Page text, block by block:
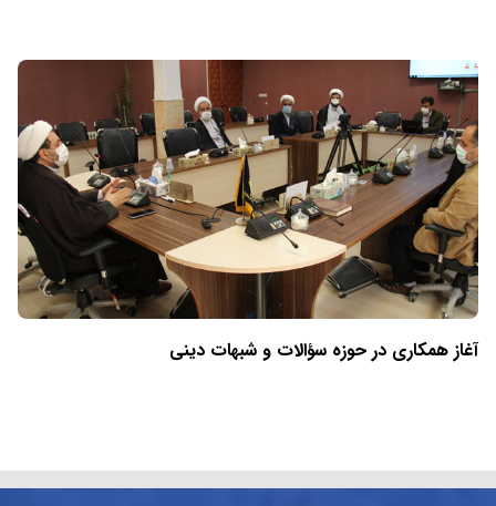
آغاز همکاری در حوزه سؤالات و شبهات دینی